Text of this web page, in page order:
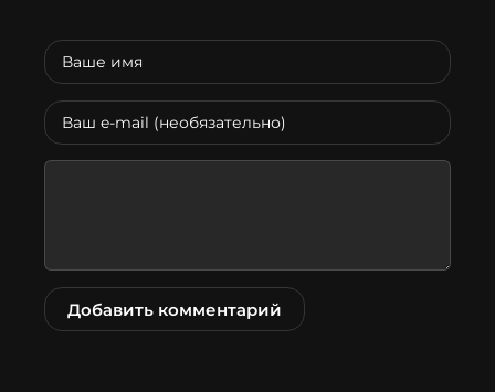
Добавить комментарий